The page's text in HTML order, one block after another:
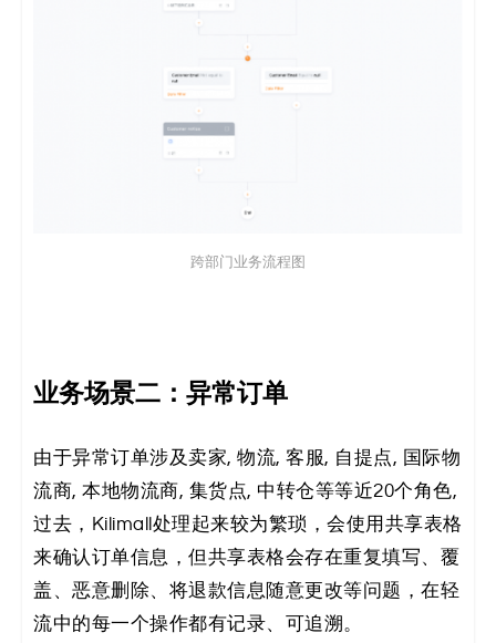
跨部门业务流程图
业务场景二：异常订单
由于异常订单涉及卖家, 物流, 客服, 自提点, 国际物
流商, 本地物流商, 集货点, 中转仓等等近20个角色,
过去，Kilimall处理起来较为繁琐，会使用共享表格
来确认订单信息，但共享表格会存在重复填写、覆
盖、恶意删除、将退款信息随意更改等问题，在轻
流中的每一个操作都有记录、可追溯。